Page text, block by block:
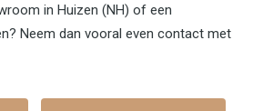
in Huizen (NH) of een
Neem dan vooral even contact met